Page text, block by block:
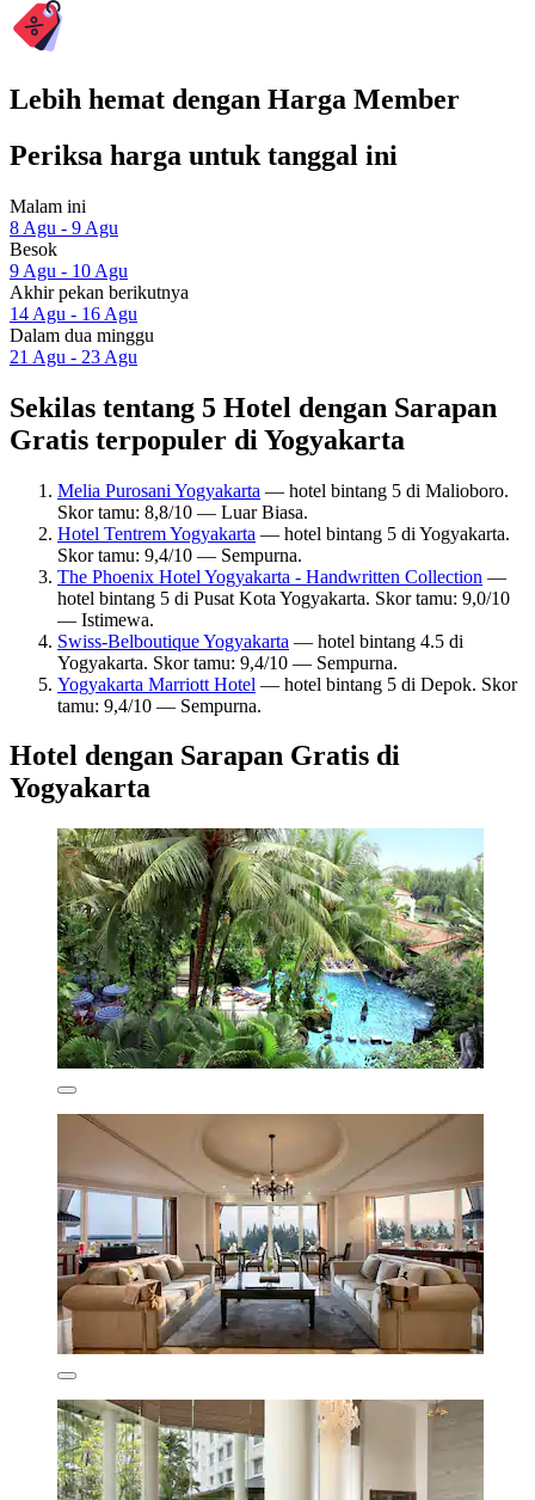
Lebih hemat dengan Harga Member
Periksa harga untuk tanggal ini
Malam ini
8 Agu - 9 Agu
Besok
9 Agu - 10 Agu
Akhir pekan berikutnya
14 Agu - 16 Agu
Dalam dua minggu
21 Agu - 23 Agu
Sekilas tentang 5 Hotel dengan Sarapan
Gratis terpopuler di Yogyakarta
Melia Purosani Yogyakarta — hotel bintang 5 di Malioboro.
Skor tamu: 8,8/10 — Luar Biasa.
Hotel Tentrem Yogyakarta — hotel bintang 5 di Yogyakarta.
Skor tamu: 9,4/10 — Sempurna.
The Phoenix Hotel Yogyakarta - Handwritten Collection —
hotel bintang 5 di Pusat Kota Yogyakarta. Skor tamu: 9,0/10
— Istimewa.
Swiss-Belboutique Yogyakarta — hotel bintang 4.5 di
Yogyakarta. Skor tamu: 9,4/10 — Sempurna.
Yogyakarta Marriott Hotel — hotel bintang 5 di Depok. Skor
tamu: 9,4/10 — Sempurna.
Hotel dengan Sarapan Gratis di
Yogyakarta